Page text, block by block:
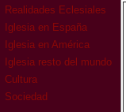
Realidades Eclesiales
Iglesia en España
Iglesia en América
Iglesia resto del mundo
Cultura
Sociedad